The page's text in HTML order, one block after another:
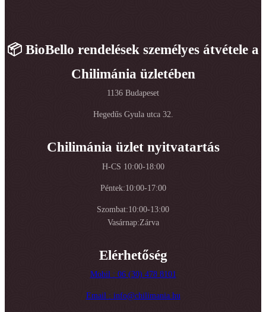
📦 BioBello rendelések személyes átvétele a
Chilimánia üzletében
1136 Budapeset
Hegedűs Gyula utca 32.
Chilimánia üzlet nyitvatartás
H-CS 10:00-18:00
Péntek:10:00-17:00
Szombat:10:00-13:00
Vasárnap:Zárva
Elérhetőség
Mobil : 06 (30) 478 8101
Email : info@chilimania.hu